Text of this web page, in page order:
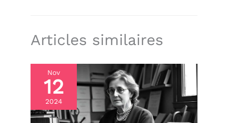
Articles similaires
Nov
12
2024